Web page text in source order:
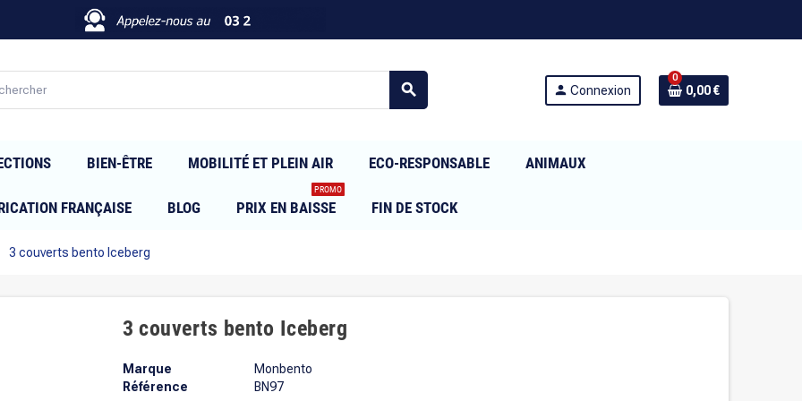
search person Connexion
0
0,00 €
BIEN-ÊTRE MOBILITÉ ET PLEIN AIR ECO-RESPONSABLE ANIMAUX
FRANÇAISE BLOG PRIX EN BAISSE
PROMO
FIN DE STOCK
3 couverts bento Iceberg
3 couverts bento Iceberg
Marque
Monbento
Référence
BN97